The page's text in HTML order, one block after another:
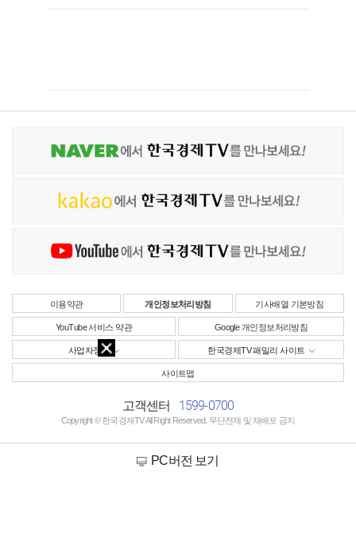
이용약관 개인정보처리방침 기사배열 기본방침
YouTube 서비스 약관 Google 개인정보처리방침
사업자정보 한국경제TV 패밀리 사이트
사이트맵
고객센터 1599-0700
Copyright © 한국경제TV All Right Reserved. 무단전재 및 재배포 금지
PC버전 보기